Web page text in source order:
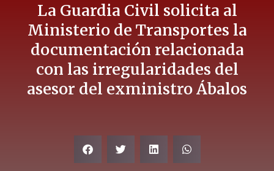
La Guardia Civil solicita al
Ministerio de Transportes la
documentación relacionada
con las irregularidades del
asesor del exministro Ábalos